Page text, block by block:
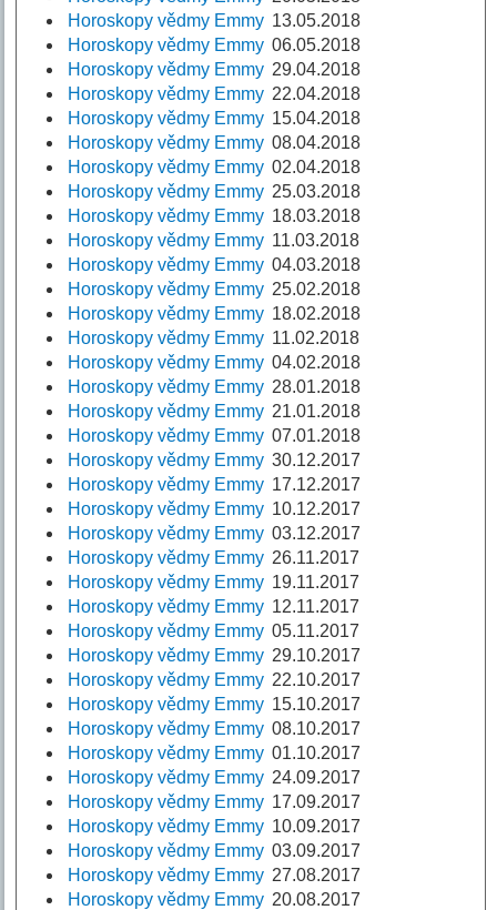
Horoskopy vědmy Emmy 13.05.2018
Horoskopy vědmy Emmy 06.05.2018
Horoskopy vědmy Emmy 29.04.2018
Horoskopy vědmy Emmy 22.04.2018
Horoskopy vědmy Emmy 15.04.2018
Horoskopy vědmy Emmy 08.04.2018
Horoskopy vědmy Emmy 02.04.2018
Horoskopy vědmy Emmy 25.03.2018
Horoskopy vědmy Emmy 18.03.2018
Horoskopy vědmy Emmy 11.03.2018
Horoskopy vědmy Emmy 04.03.2018
Horoskopy vědmy Emmy 25.02.2018
Horoskopy vědmy Emmy 18.02.2018
Horoskopy vědmy Emmy 11.02.2018
Horoskopy vědmy Emmy 04.02.2018
Horoskopy vědmy Emmy 28.01.2018
Horoskopy vědmy Emmy 21.01.2018
Horoskopy vědmy Emmy 07.01.2018
Horoskopy vědmy Emmy 30.12.2017
Horoskopy vědmy Emmy 17.12.2017
Horoskopy vědmy Emmy 10.12.2017
Horoskopy vědmy Emmy 03.12.2017
Horoskopy vědmy Emmy 26.11.2017
Horoskopy vědmy Emmy 19.11.2017
Horoskopy vědmy Emmy 12.11.2017
Horoskopy vědmy Emmy 05.11.2017
Horoskopy vědmy Emmy 29.10.2017
Horoskopy vědmy Emmy 22.10.2017
Horoskopy vědmy Emmy 15.10.2017
Horoskopy vědmy Emmy 08.10.2017
Horoskopy vědmy Emmy 01.10.2017
Horoskopy vědmy Emmy 24.09.2017
Horoskopy vědmy Emmy 17.09.2017
Horoskopy vědmy Emmy 10.09.2017
Horoskopy vědmy Emmy 03.09.2017
Horoskopy vědmy Emmy 27.08.2017
Horoskopy vědmy Emmy 20.08.2017